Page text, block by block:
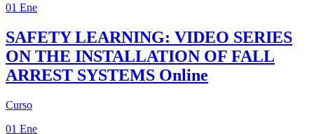
01 Ene
SAFETY LEARNING: VIDEO SERIES
ON THE INSTALLATION OF FALL
ARREST SYSTEMS Online
Curso
01 Ene